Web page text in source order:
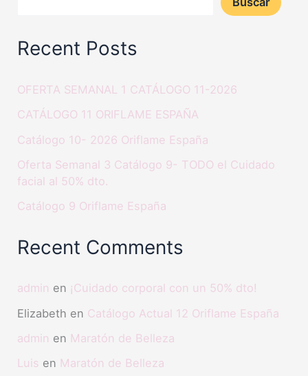
Recent Posts
OFERTA SEMANAL 1 CATÁLOGO 11-2026
CATÁLOGO 11 ORIFLAME ESPAÑA
Catálogo 10- 2026 Oriflame España
Oferta Semanal 3 Catálogo 9- TODO el Cuidado
facial al 50% dto.
Catálogo 9 Oriflame España
Recent Comments
admin en ¡Cuidado corporal con un 50% dto!
Elizabeth en Catálogo Actual 12 Oriflame España
admin en Maratón de Belleza
Luis en Maratón de Belleza